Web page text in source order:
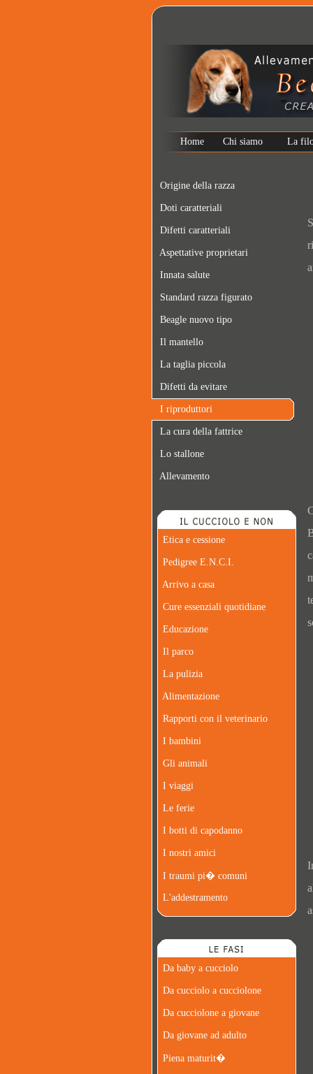
Home Chi siamo La
Origine della razza
Doti caratteriali
Difetti caratteriali
Aspettative proprietari
Innata salute
Standard razza figurato
Beagle nuovo tipo
Il mantello
La taglia piccola
Difetti da evitare
I riproduttori
La cura della fattrice
Lo stallone
Allevamento
Etica e cessione
Pedigree E.N.C.I.
Arrivo a casa
Cure essenziali quotidiane
Educazione
Il parco
La pulizia
Alimentazione
Rapporti con il veterinario
I bambini
Gli animali
I viaggi
Le ferie
I botti di capodanno
I nostri amici
I traumi pi� comuni
L'addestramento
Da baby a cucciolo
Da cucciolo a cucciolone
Da cucciolone a giovane
Da giovane ad adulto
Piena maturit�